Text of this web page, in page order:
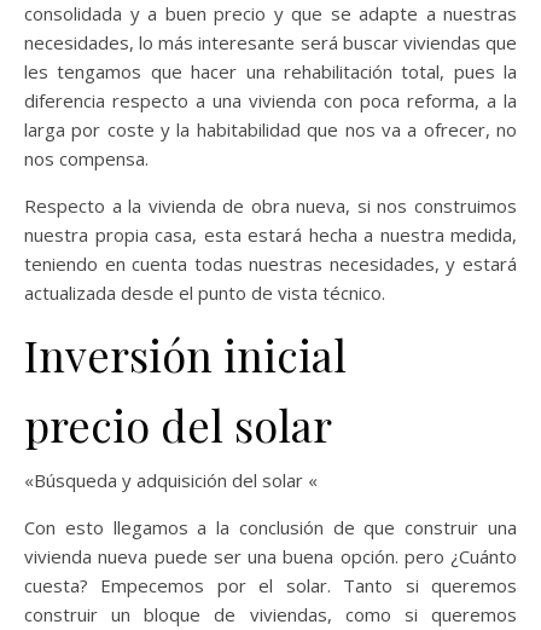
consolidada y a buen precio y que se adapte a nuestras
necesidades, lo más interesante será buscar viviendas que
les tengamos que hacer una rehabilitación total, pues la
diferencia respecto a una vivienda con poca reforma, a la
larga por coste y la habitabilidad que nos va a ofrecer, no
nos compensa.
Respecto a la vivienda de obra nueva, si nos construimos
nuestra propia casa, esta estará hecha a nuestra medida,
teniendo en cuenta todas nuestras necesidades, y estará
actualizada desde el punto de vista técnico.
Inversión inicial
precio del solar
«Búsqueda y adquisición del solar «
Con esto llegamos a la conclusión de que construir una
vivienda nueva puede ser una buena opción. pero ¿Cuánto
cuesta? Empecemos por el solar. Tanto si queremos
construir un bloque de viviendas, como si queremos